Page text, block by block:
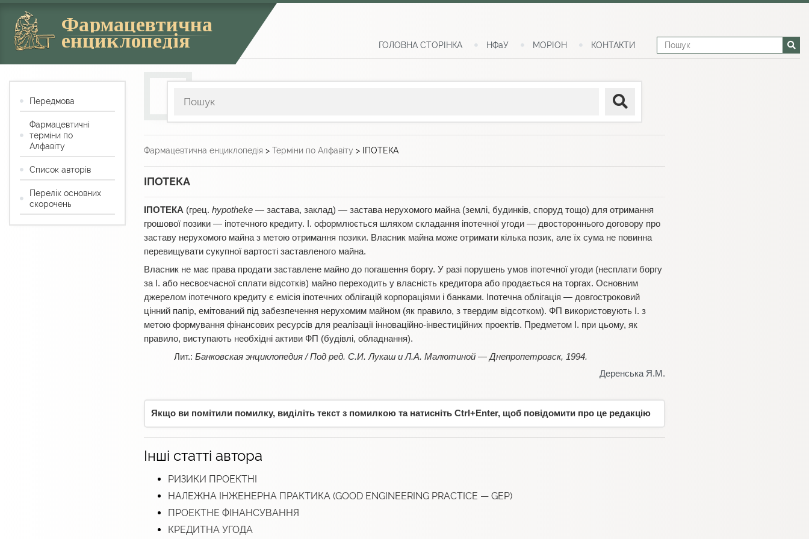
Фармацевтична
енциклопедія ГОЛОВНА СТОРІНКА НФаУ МОРІОН КОНТАКТИ
Фармацевтична енциклопедія > Терміни по Алфавіту > ІПОТЕКА
ІПОТЕКА
ІПОТЕКА (грец. hypotheke — застава, заклад) — застава нерухомого майна (землі, будинків, споруд тощо) для отримання
грошової позики — іпотечного кредиту. І. оформлюється шляхом складання іпотечної угоди — двостороннього договору про
заставу нерухомого майна з метою отримання позики. Власник майна може отримати кілька позик, але їх сума не повинна
перевищувати сукупної вартості заставленого майна.
Власник не має права продати заставлене майно до погашення боргу. У разі порушень умов іпотечної угоди (несплати боргу
за І. або несвоєчасної сплати відсотків) майно переходить у власність кредитора або продається на торгах. Основним
джерелом іпотечного кредиту є емісія іпотечних облігацій корпораціями і банками. Іпотечна облігація — довгостроковий
цінний папір, емітований під забезпечення нерухомим майном (як правило, з твердим відсотком). ФП використовують І. з
метою формування фінансових ресурсів для реалізації інноваційно-інвестиційних проектів. Предметом І. при цьому, як
правило, виступають необхідні активи ФП (будівлі, обладнання).
Банковская энциклопедия / Под ред. С.И. Лукаш и Л.А. Малютиной — Днепропетровск, 1994.
Деренська Я.М.
Якщо ви помітили помилку, виділіть текст з помилкою та натисніть Ctrl+Enter, щоб повідомити про це редакцію
Інші статті автора
РИЗИКИ ПРОЕКТНІ
НАЛЕЖНА ІНЖЕНЕРНА ПРАКТИКА (GOOD ENGINEERING PRACTICE — GЕP)
ПРОЕКТНЕ ФІНАНСУВАННЯ
КРЕДИТНА УГОДА
Передмова
Фармацевтичні
терміни по
Алфавіту
Список авторів
Перелік основних
скорочень